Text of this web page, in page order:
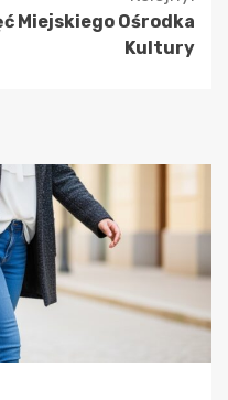
Miejskiego Ośrodka
Kultury